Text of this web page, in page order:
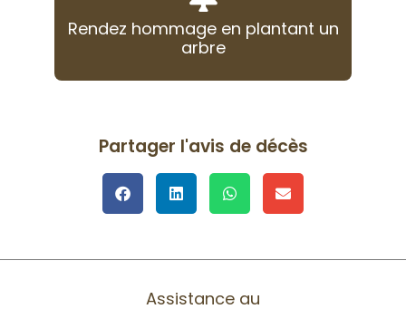
Rendez hommage en plantant un
arbre
Partager l'avis de décès
Assistance au